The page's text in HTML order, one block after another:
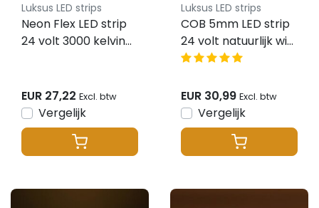
Luksus LED strips
Neon Flex LED strip
24 volt 3000 kelvin
– 3 meter
EUR 27,22 Excl. btw
Vergelijk
Luksus LED strips
COB 5mm LED strip
24 volt natuurlijk wit
5W 850LM 384 LED
meter
EUR 30,99 Excl. btw
Vergelijk